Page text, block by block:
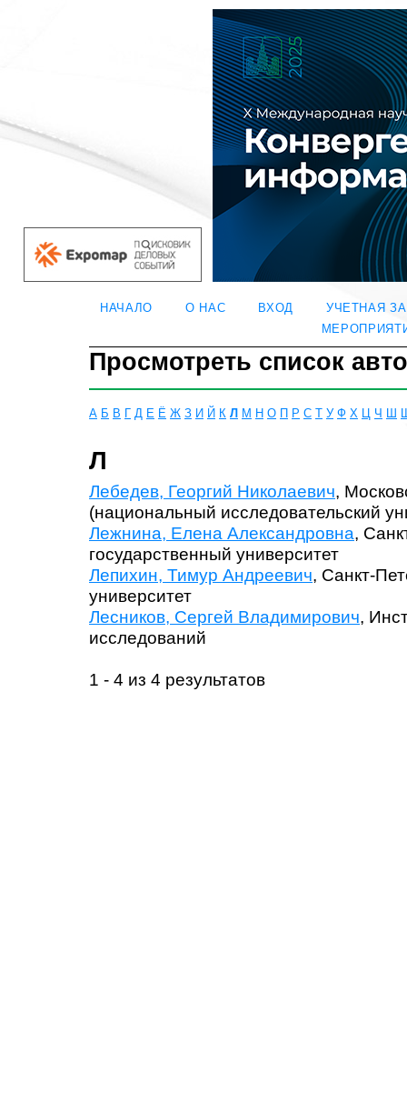
НАЧАЛО О НАС ВХОД
УЧЕТНАЯ
Просмотреть список
А Б В Г Д Е Ё Ж З И Й К Л М Н О П Р С Т У Ф Х Ц Ч Ш
Л
Лебедев, Георгий Николаевич,
(национальный исследовательский
Лежнина, Елена Александровна,
государственный университет
Лепихин, Тимур Андреевич, Санкт-
университет
Лесников, Сергей Владимирович,
исследований
1 - 4 из 4 результатов